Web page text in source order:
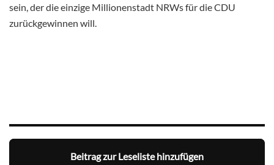
sein, der die einzige Millionenstadt NRWs für die CDU
zurückgewinnen will.
Beitrag zur Leseliste hinzufügen